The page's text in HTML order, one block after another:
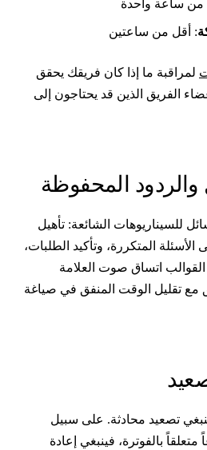
واحدة
من ساعتين
ما إذا كان فريقك يحقق
الذين قد يحتاجون إلى
المحفوظة
الشائعة: تأهيل
المتكررة، وتأكيد الطلبات،
اتساق صوت العلامة
تقليل الوقت المنفق في صياغة
محادثة. على سبيل
بالفوترة، فينبغي إعادة